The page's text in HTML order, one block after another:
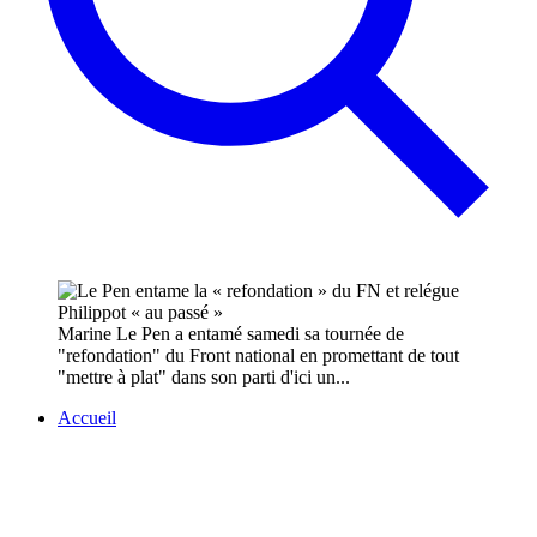
Marine Le Pen a entamé samedi sa tournée de
"refondation" du Front national en promettant de tout
"mettre à plat" dans son parti d'ici un...
Accueil